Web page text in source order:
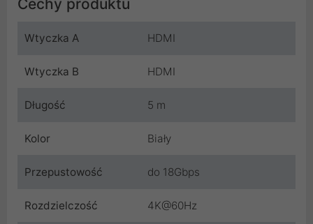
Cechy produktu
Wtyczka A HDMI
Wtyczka B HDMI
Długość 5 m
Kolor Biały
Przepustowość do 18Gbps
Rozdzielczość 4K@60Hz